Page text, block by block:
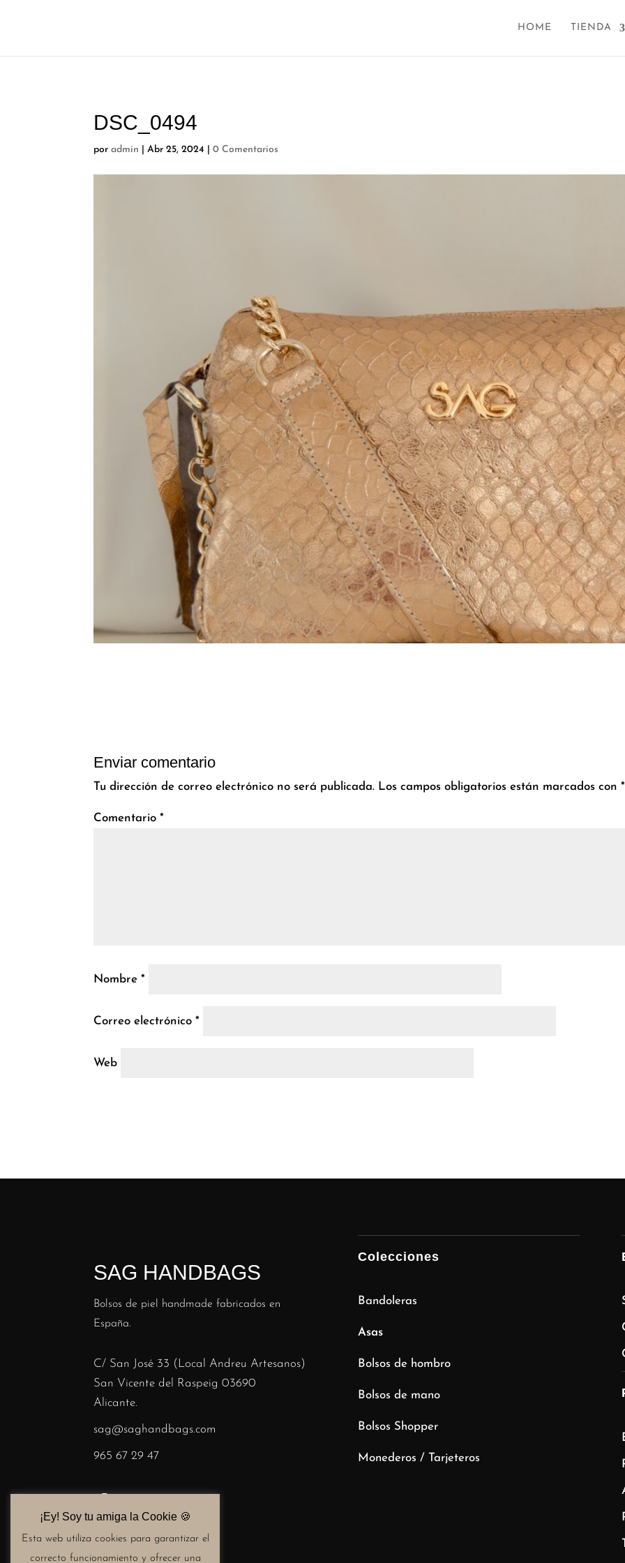
HOME TIENDA
DSC_0494
poradmin |Abr 25, 2024 |0 Comentarios
Enviar comentario
Tu dirección de correo electrónico no será publicada. Los campos obligatorios están marcados con*
Comentario*
Nombre*
Correo electrónico*
Web
SAG HANDBAGS
Bolsos de piel handmade fabricados en
España.
C/ San José 33 (Local Andreu Artesanos)
San Vicente del Raspeig 03690
Alicante.
sag@saghandbags.com
965 67 29 47
Colecciones
Bandoleras
Asas
Bolsos de hombro
Bolsos de mano
Bolsos Shopper
Monederos / Tarjeteros
¡Ey! Soy tu amiga la Cookie 🍪​
Esta web utiliza cookies para garantizar el
correcto funcionamiento y ofrecer una